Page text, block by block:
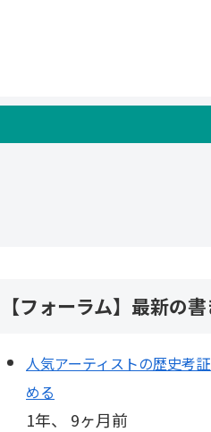
【フォーラム】最新の
人気アーティストの歴史考
める
1年、 9ヶ月前